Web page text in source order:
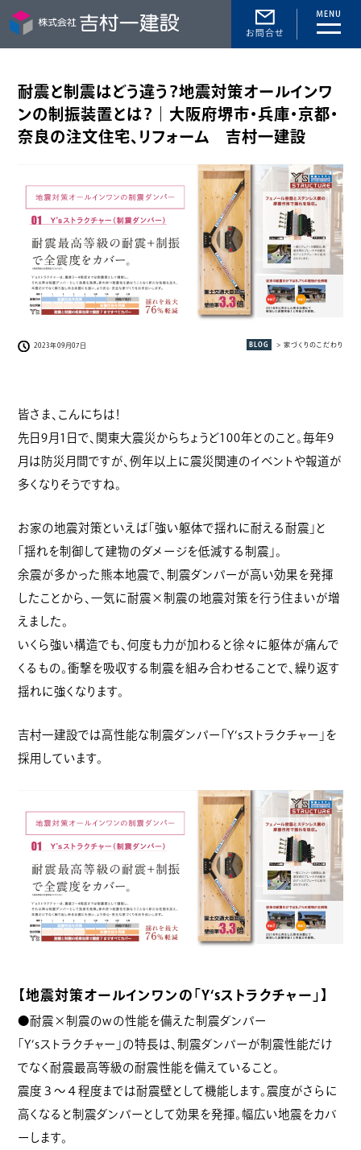
toggle
耐震と制震はどう違う？地震対策オールインワ
ンの制振装置とは？｜大阪府堺市・兵庫・京都・
奈良の注文住宅、リフォーム 吉村一建設
2023年09月07日 BLOG > 家づくりのこだわり
皆さま、こんにちは！
先日9月1日で、関東大震災からちょうど100年とのこと。毎年9
月は防災月間ですが、例年以上に震災関連のイベントや報道が
多くなりそうですね。
お家の地震対策といえば「強い躯体で揺れに耐える耐震」と
「揺れを制御して建物のダメージを低減する制震」。
余震が多かった熊本地震で、制震ダンパーが高い効果を発揮
したことから、一気に耐震×制震の地震対策を行う住まいが増
えました。
いくら強い構造でも、何度も力が加わると徐々に躯体が痛んで
くるもの。衝撃を吸収する制震を組み合わせることで、繰り返す
揺れに強くなります。
吉村一建設では高性能な制震ダンパー「Y‘sストラクチャー」を
採用しています。
【地震対策オールインワンの「Y‘sストラクチャー」】
●耐震×制震のwの性能を備えた制震ダンパー
「Y‘sストラクチャー」の特長は、制震ダンパーが制震性能だけ
でなく耐震最高等級の耐震性能を備えていること。
震度３～４程度までは耐震壁として機能します。震度がさらに
高くなると制震ダンパーとして効果を発揮。幅広い地震をカバ
ーします。